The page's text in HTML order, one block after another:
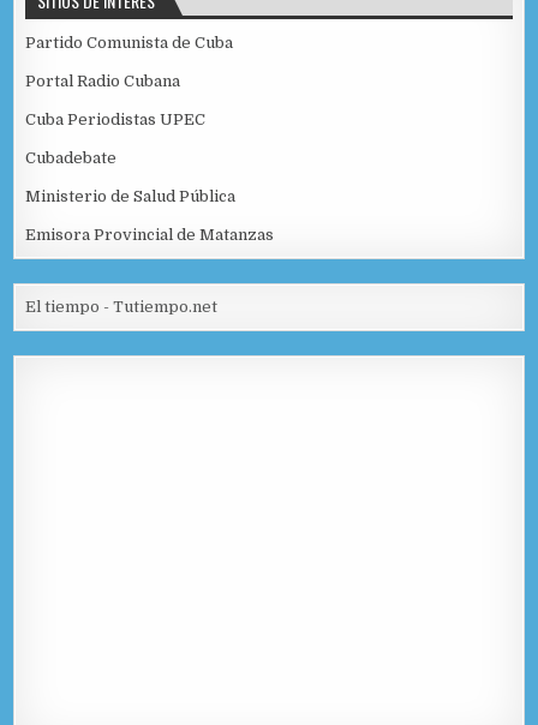
Partido Comunista de Cuba
Portal Radio Cubana
Cuba Periodistas UPEC
Cubadebate
Ministerio de Salud Pública
Emisora Provincial de Matanzas
El tiempo - Tutiempo.net